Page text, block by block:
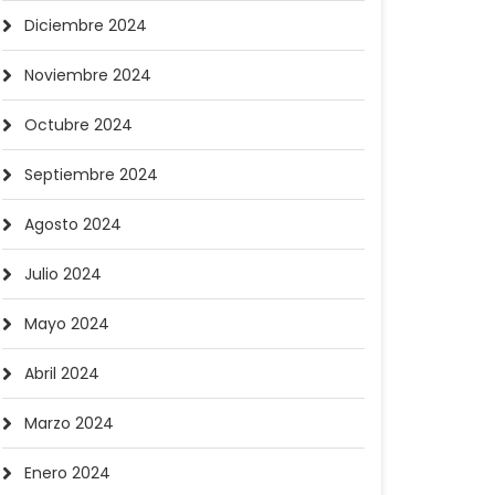
Diciembre 2024
Noviembre 2024
Octubre 2024
Septiembre 2024
Agosto 2024
Julio 2024
Mayo 2024
Abril 2024
Marzo 2024
Enero 2024